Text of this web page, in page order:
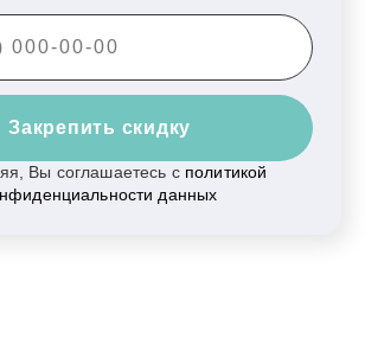
Закрепить скидку
Вы соглашаетесь с политикой
данных